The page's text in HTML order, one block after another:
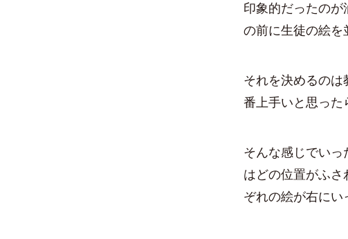
印象的だったの
の前に生徒の絵を
それを決めるの
番上手いと思った
そんな感じでい
はどの位置がふ
ぞれの絵が右にい